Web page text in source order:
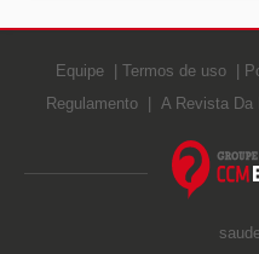
Equipe Termos de uso
Regulamento
A Revista Da